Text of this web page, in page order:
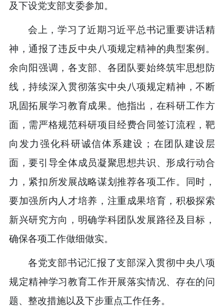
及下设党支部支委参加。
会上，学习了近期习近平总书记重要讲话精
神，通报了违反中央八项规定精神的典型案例。
余向阳强调，各支部、各团队要始终筑牢思想防
线，持续深入贯彻落实中央八项规定精神，不断
巩固拓展学习教育成果。他指出，在科研工作方
面，需严格规范科研项目经费合同签订流程，靶
向发力强化科研诚信体系建设；在团队建设层
面，要引导全体成员凝聚思想共识、形成行动合
力，紧扣所发展战略谋划推荐各项工作。同时，
要加强所内人才培养，注重成果培育，积极探索
新兴研究方向，明确学科团队发展路径及目标，
确保各项工作做细做实。
各党支部书记汇报了支部深入贯彻中央八项
规定精神学习教育工作开展落实情况、存在的问
题、整改措施以及下步重点工作任务。